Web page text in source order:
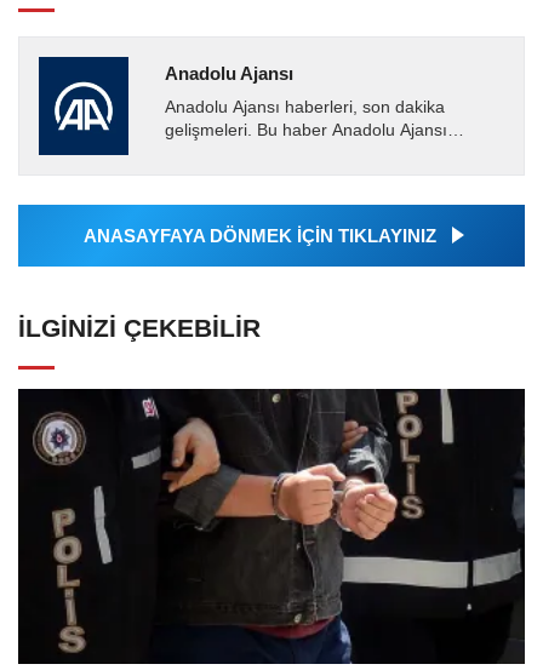
Anadolu Ajansı
Anadolu Ajansı haberleri, son dakika
gelişmeleri. Bu haber Anadolu Ajansı
tarafından geçilen tüm...
ANASAYFAYA DÖNMEK İÇİN TIKLAYINIZ
İLGINIZI ÇEKEBILIR